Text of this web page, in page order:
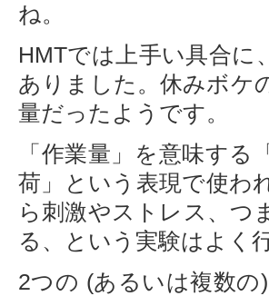
ね。
HMTでは上手い具合に
ありました。休みボケ
量だったようです。
「作業量」を意味す
荷」という表現で使わ
ら刺激やストレス、つ
る、という実験はよく
2つの (あるいは複数